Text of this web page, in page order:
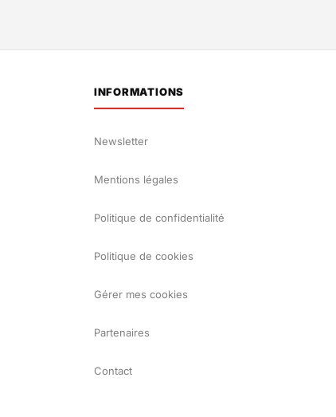
INFORMATIONS
Newsletter
Mentions légales
Politique de confidentialité
Politique de cookies
Gérer mes cookies
Partenaires
Contact